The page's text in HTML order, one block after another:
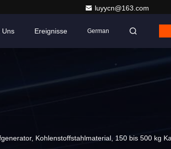
luyycn@163.com
Uns Ereignisse German
Kohlenstoffstahlmaterial, 150 bis 500 kg